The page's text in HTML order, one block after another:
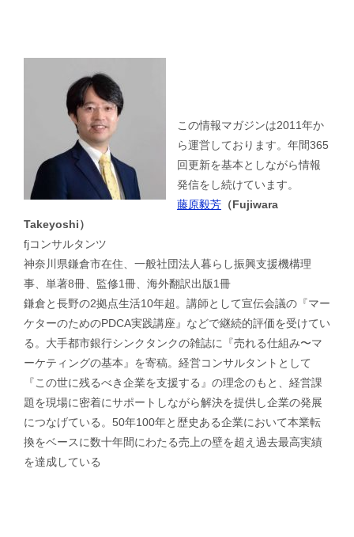
この情報マガジンは2011年か
ら運営しております。年間365
回更新を基本としながら情報
発信をし続けています。
藤原毅芳 （Fujiwara
Takeyoshi）
fjコンサルタンツ
神奈川県鎌倉市在住、一般社団法人暮らし振興支援機構理
事、単著8冊、監修1冊、海外翻訳出版1冊
鎌倉と長野の2拠点生活10年超。講師として宣伝会議の『マー
ケターのためのPDCA実践講座』などで継続的評価を受けてい
る。大手都市銀行シンクタンクの雑誌に『売れる仕組み〜マ
ーケティングの基本』を寄稿。経営コンサルタントとして
『この世に残るべき企業を支援する』の理念のもと、経営課
題を現場に密着にサポートしながら解決を提供し企業の発展
につなげている。50年100年と歴史ある企業において本業転
換をベースに数十年間にわたる売上の壁を超え過去最高実績
を達成している